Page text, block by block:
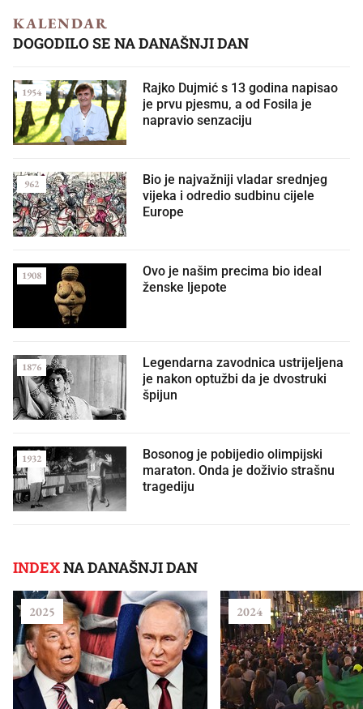
KALENDAR
DOGODILO SE NA DANAŠNJI DAN
Rajko Dujmić s 13 godina napisao
je prvu pjesmu, a od Fosila je
napravio senzaciju
1954
Bio je najvažniji vladar srednjeg
vijeka i odredio sudbinu cijele
Europe
962
Ovo je našim precima bio ideal
ženske ljepote
1908
Legendarna zavodnica ustrijeljena
je nakon optužbi da je dvostruki
špijun
1876
Bosonog je pobijedio olimpijski
maraton. Onda je doživio strašnu
tragediju
1932
INDEXNA DANAŠNJI DAN
2025 2024